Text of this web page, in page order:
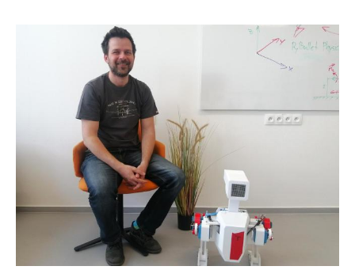
vyžaduje notnou dávku štěstí. S Pavlem Zikmundem z